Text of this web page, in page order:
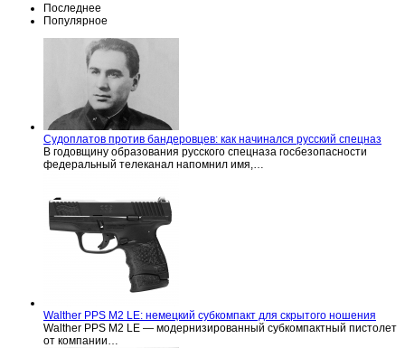
Последнее
Популярное
Судоплатов против бандеровцев: как начинался русский спецназ
В годовщину образования русского спецназа госбезопасности
федеральный телеканал напомнил имя,…
Walther PPS M2 LE: немецкий субкомпакт для скрытого ношения
Walther PPS M2 LE — модернизированный субкомпактный пистолет
от компании…